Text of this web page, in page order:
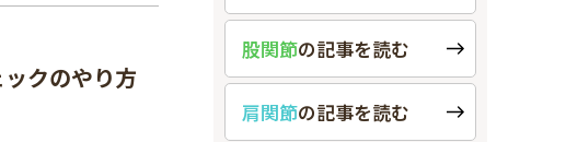
クのやり方
股関節の記事を読む
肩関節の記事を読む